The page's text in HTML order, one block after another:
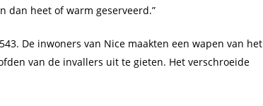
dan heet of warm geserveerd.”
De inwoners van Nice maakten een wapen van het
van de invallers uit te gieten. Het verschroeide